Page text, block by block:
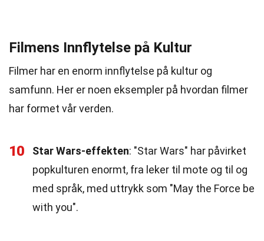
Filmens Innflytelse på Kultur
Filmer har en enorm innflytelse på kultur og
samfunn. Her er noen eksempler på hvordan filmer
har formet vår verden.
10 Star Wars-effekten: "Star Wars" har påvirket
popkulturen enormt, fra leker til mote og til og
med språk, med uttrykk som "May the Force be
with you".